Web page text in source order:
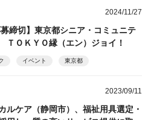
2024/11/27
募締切】東京都シニア・コミュニテ
ＯＫＹＯ縁（エン）ジョイ！
イベント 東京都
2023/09/11
ルケア（静岡市）、福祉用具選定・